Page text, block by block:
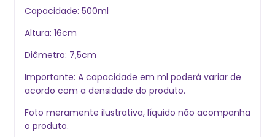
Capacidade: 500ml
Altura: 16cm
Diâmetro: 7,5cm
Importante: A capacidade em ml poderá variar de
acordo com a densidade do produto.
Foto meramente ilustrativa, líquido não acompanha
o produto.